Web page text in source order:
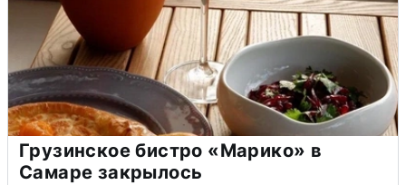
Грузинское бистро «Марико» в
Самаре закрылось